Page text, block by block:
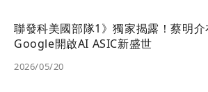
聯發科美國部隊1》獨家揭露！蔡明介布
Google開啟AI ASIC新盛世
2026/05/20